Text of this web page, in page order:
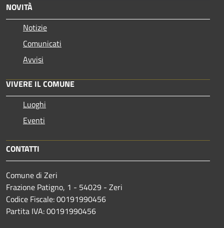
NOVITÀ
Notizie
Comunicati
Avvisi
VIVERE IL COMUNE
Luoghi
Eventi
CONTATTI
Comune di Zeri
Frazione Patigno, 1 - 54029 - Zeri
Codice Fiscale: 00191990456
Partita IVA: 00191990456